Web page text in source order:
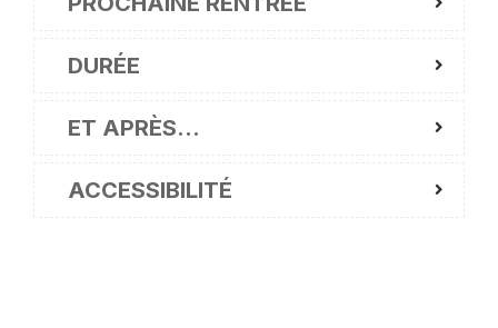
DURÉE
ET APRÈS…
ACCESSIBILITÉ